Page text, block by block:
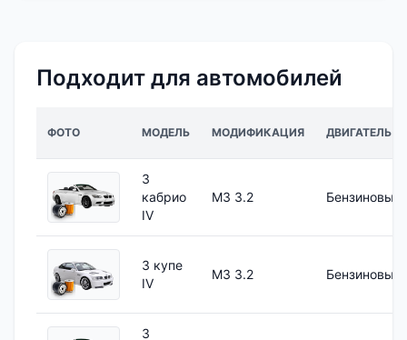
Подходит для автомобилей
ФОТО МОДЕЛЬ МОДИФИКАЦИЯ ДВИГАТЕЛЬ
3
кабрио
IV
M3 3.2 Бензиновый
3 купе
IV
M3 3.2 Бензиновый
3